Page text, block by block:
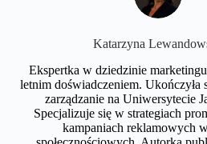
Katarzyna
Ekspertka w dziedzinie
letnim doświadczeniem. Ukończyła
zarządzanie na Uniwersytecie
Specjalizuje się w strategiach
kampaniach reklamowych